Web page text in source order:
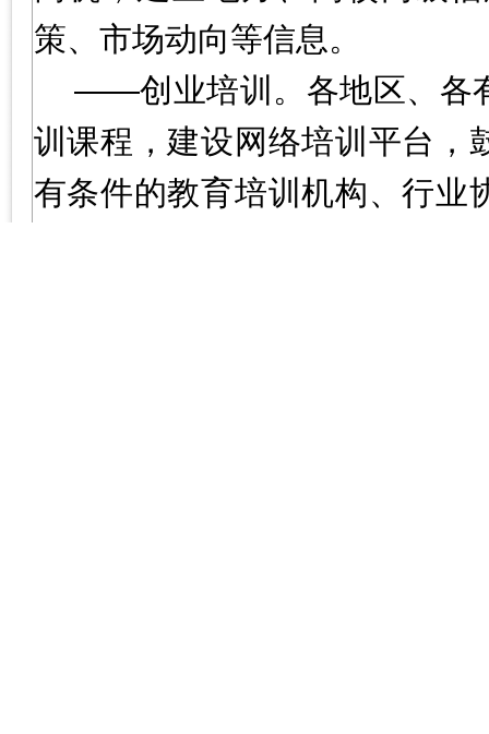
策、市场动向等信息。
——创业培训。各地区、各
训课程，建设网络培训平台，
有条件的教育培训机构、行业